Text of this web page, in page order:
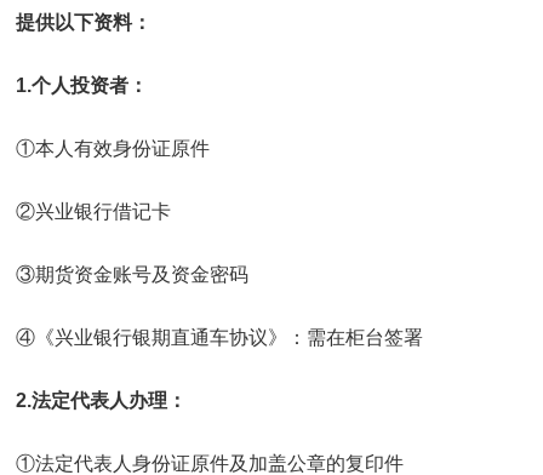
提供以下资料：
1.个人投资者：
①本人有效身份证原件
②兴业银行借记卡
③期货资金账号及资金密码
④《兴业银行银期直通车协议》：需在柜台签署
2.法定代表人办理：
①法定代表人身份证原件及加盖公章的复印件